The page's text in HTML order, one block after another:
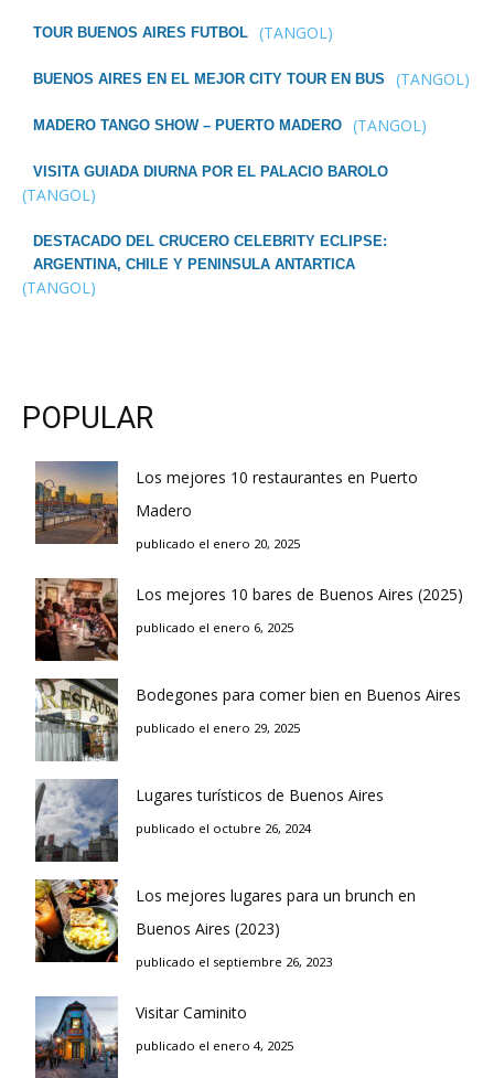
TOUR BUENOS AIRES FUTBOL (TANGOL)
BUENOS AIRES EN EL MEJOR CITY TOUR EN BUS (TANGOL)
MADERO TANGO SHOW – PUERTO MADERO (TANGOL)
VISITA GUIADA DIURNA POR EL PALACIO BAROLO
(TANGOL)
DESTACADO DEL CRUCERO CELEBRITY ECLIPSE:
ARGENTINA, CHILE Y PENINSULA ANTARTICA
(TANGOL)
POPULAR
Los mejores 10 restaurantes en Puerto
Madero
publicado el enero 20, 2025
Los mejores 10 bares de Buenos Aires (2025)
publicado el enero 6, 2025
Bodegones para comer bien en Buenos Aires
publicado el enero 29, 2025
Lugares turísticos de Buenos Aires
publicado el octubre 26, 2024
Los mejores lugares para un brunch en
Buenos Aires (2023)
publicado el septiembre 26, 2023
Visitar Caminito
publicado el enero 4, 2025